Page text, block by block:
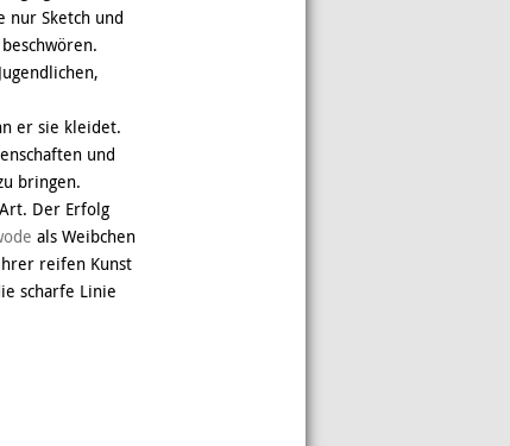
nur Sketch und
er sie kleidet.
und
bringen.
Der Erfolg
als Weibchen
reifen Kunst
scharfe Linie